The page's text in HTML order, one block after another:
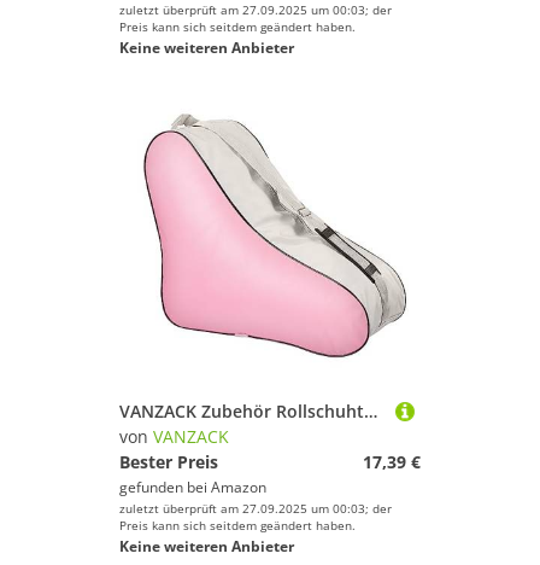
zuletzt überprüft am 27.09.2025 um 00:03; der
Preis kann sich seitdem geändert haben.
Keine weiteren Anbieter
VANZACK Zubehör Rollschuhtasche Skate-Dreieckstasche Umhängetasche Für Schlittschuhe Inline-Skates Quad-Skates Eishockey-Skate-Skate-Zubehör Für Kinder Erwachsene (Rosa) Tragetasche
von VANZACK
Bester Preis
17,39 €
gefunden bei Amazon
zuletzt überprüft am 27.09.2025 um 00:03; der
Preis kann sich seitdem geändert haben.
Keine weiteren Anbieter